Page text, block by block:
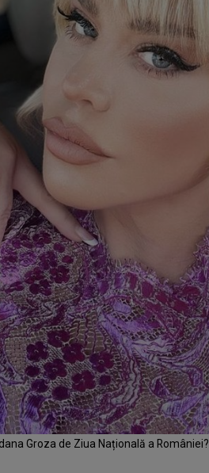
Groza de Ziua Națională a României?